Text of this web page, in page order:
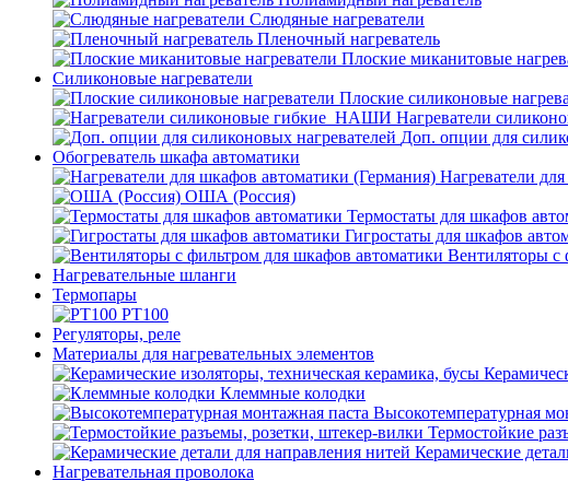
Слюдяные нагреватели
Пленочный нагреватель
Плоские миканитовые
Силиконовые нагреватели
Плоские силиконовые
Нагреватели
Доп. опции для
Обогреватель шкафа автоматики
Нагреватели
ОША (Россия)
Термостаты для шкафов
Гигростаты для шкафов
Вентиляторы с
Нагревательные шланги
Термопары
PT100
Регуляторы, реле
Материалы для нагревательных элементов
Клеммные колодки
Высокотемпературная
Термостойкие
Керамические
Нагревательная проволока